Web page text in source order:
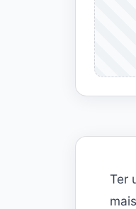
Ter